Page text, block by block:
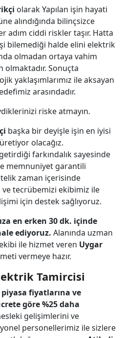
olarak Yapılan işin hayati
alındığında bilinçsizce
adım ciddi riskler taşır. Hatta
bilemediği halde elini elektrik
olmadan ortaya vahim
olmaktadır. Sonuçta
yaklaşımlarımız ile aksayan
arasındadır.
riske atmayın.
başka bir deyişle işin en iyisi
olacağız.
farkındalık sayesinde
memnuniyet garantili
zaman içerisinde
tecrübemizi ekibimiz ile
için destek sağlıyoruz.
en erken 30 dk. içinde
ediyoruz. Alanında uzman
ile hizmet veren Uygar
vermeye hazır.
Tamircisi
piyasa fiyatlarına ve
göre %25 daha
gelişimlerini ve
personellerimiz ile sizlere